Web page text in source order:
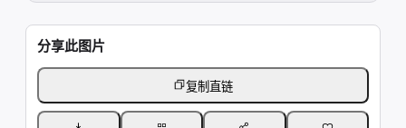
分享此图片
复制直链